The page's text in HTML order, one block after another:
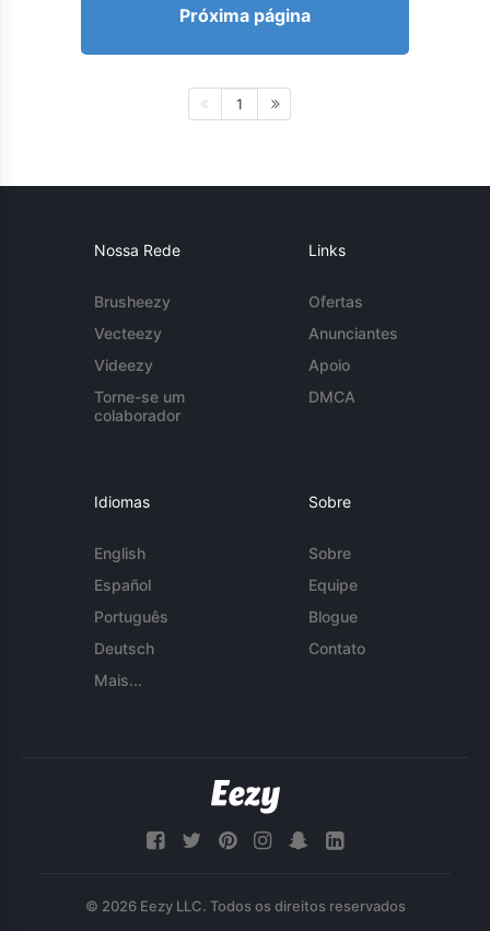
Próxima página
1
Nossa Rede
Brusheezy
Vecteezy
Videezy
Torne-se um
colaborador
Links
Ofertas
Anunciantes
Apoio
DMCA
Idiomas
English
Español
Português
Deutsch
Mais...
Sobre
Sobre
Equipe
Blogue
Contato
© 2026 Eezy LLC. Todos os direitos reservados